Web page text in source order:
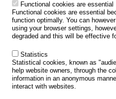
PROCESSING OF PERSONAL
KNOWLEDGE CENTRE
CALL FOR RESEARCH PROJECTS
ROAD SAFETY POLICY
Outils
EVENTS
Functional cookies are essential
Functional cookies are essential
function optimally. You can
using your browser settings,
degraded and this will be effective
Statistics
Statistical cookies, known as
help website owners, through the
information in an anonymous
interact with websites.